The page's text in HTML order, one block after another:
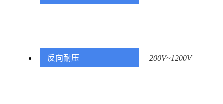
反向耐压 200V~1200V